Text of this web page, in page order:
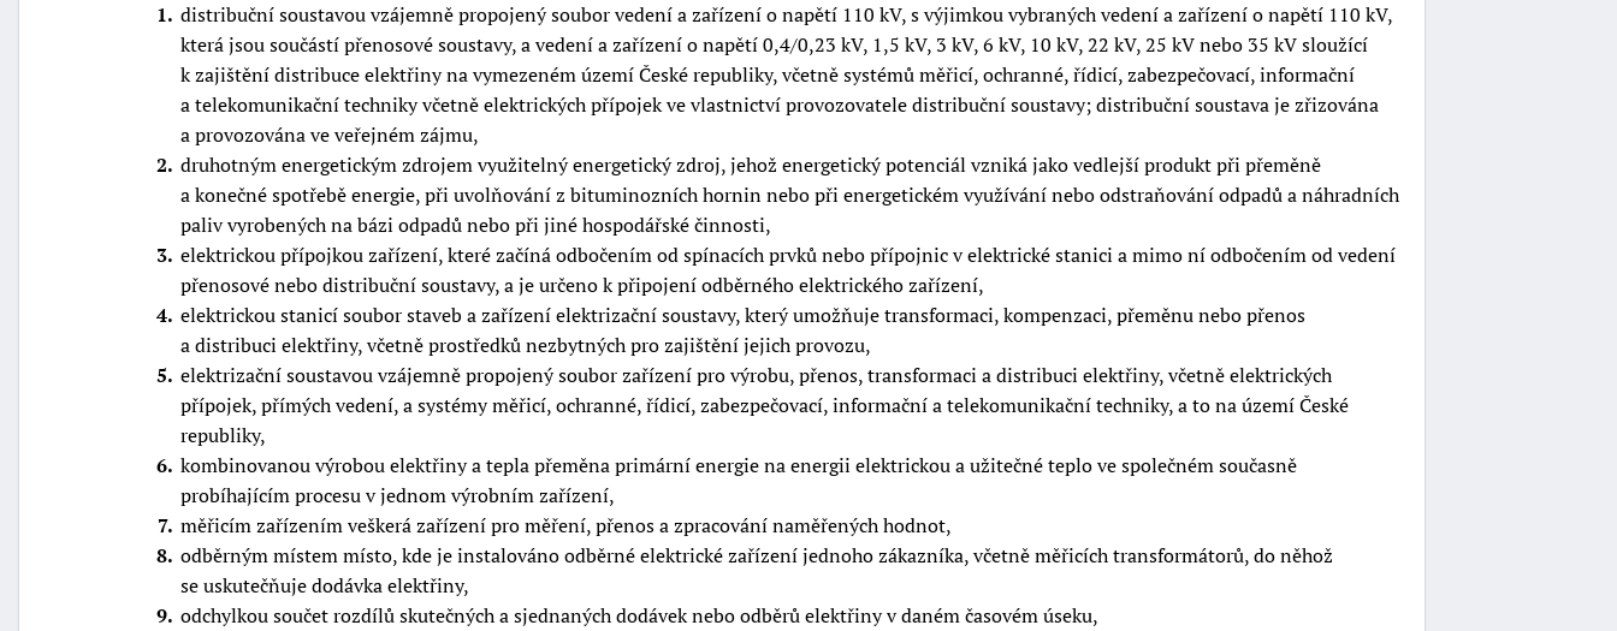
1 distribuční soustavou vzájemně propojený soubor vedení a zařízení o napětí 110 kV, s výjimkou vybraných vedení a zařízení o napětí 110 kV,
která jsou součástí přenosové soustavy, a vedení a zařízení o napětí 0,4/0,23 kV, 1,5 kV, 3 kV, 6 kV, 10 kV, 22 kV, 25 kV nebo 35 kV sloužící
k zajištění distribuce elektřiny na vymezeném území České republiky, včetně systémů měřicí, ochranné, řídicí, zabezpečovací, informační
a telekomunikační techniky včetně elektrických přípojek ve vlastnictví provozovatele distribuční soustavy; distribuční soustava je zřizována
a provozována ve veřejném zájmu,
2 druhotným energetickým zdrojem využitelný energetický zdroj, jehož energetický potenciál vzniká jako vedlejší produkt při přeměně
a konečné spotřebě energie, při uvolňování z bituminozních hornin nebo při energetickém využívání nebo odstraňování odpadů a náhradních
paliv vyrobených na bázi odpadů nebo při jiné hospodářské činnosti,
3 elektrickou přípojkou zařízení, které začíná odbočením od spínacích prvků nebo přípojnic v elektrické stanici a mimo ní odbočením od vedení
přenosové nebo distribuční soustavy, a je určeno k připojení odběrného elektrického zařízení,
4 elektrickou stanicí soubor staveb a zařízení elektrizační soustavy, který umožňuje transformaci, kompenzaci, přeměnu nebo přenos
a distribuci elektřiny, včetně prostředků nezbytných pro zajištění jejich provozu,
5 elektrizační soustavou vzájemně propojený soubor zařízení pro výrobu, přenos, transformaci a distribuci elektřiny, včetně elektrických
přípojek, přímých vedení, a systémy měřicí, ochranné, řídicí, zabezpečovací, informační a telekomunikační techniky, a to na území České
republiky,
6 kombinovanou výrobou elektřiny a tepla přeměna primární energie na energii elektrickou a užitečné teplo ve společném současně
probíhajícím procesu v jednom výrobním zařízení,
7 měřicím zařízením veškerá zařízení pro měření, přenos a zpracování naměřených hodnot,
8 odběrným místem místo, kde je instalováno odběrné elektrické zařízení jednoho zákazníka, včetně měřicích transformátorů, do něhož
se uskutečňuje dodávka elektřiny,
9 odchylkou součet rozdílů skutečných a sjednaných dodávek nebo odběrů elektřiny v daném časovém úseku,